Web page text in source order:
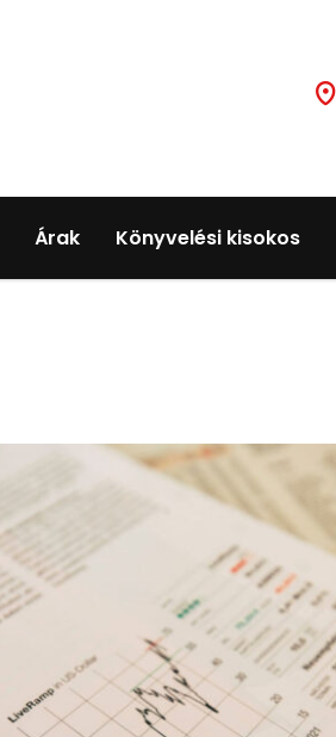
Árak Könyvelési kisokos